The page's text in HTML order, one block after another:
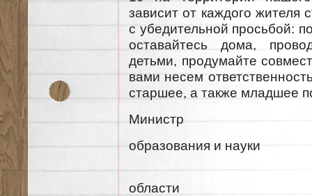
зависит от каждого
с убедительной просьбой:
оставайтесь дома,
детьми, продумайте
вами несем
старшее, а также младшее
Министр
образования и науки
области